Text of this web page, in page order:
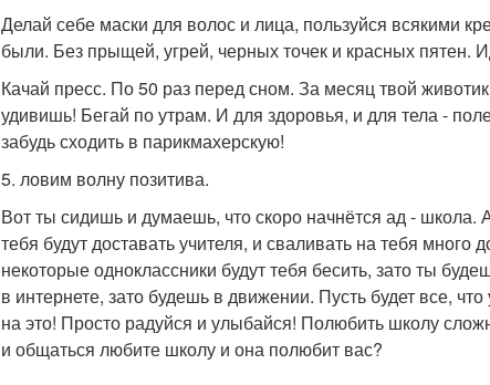
Делай себе маски для волос и лица, пользуйся всякими
были. Без прыщей, угрей, черных точек и красных пятен.
Качай пресс. По 50 раз перед сном. За месяц твой
удивишь! Бегай по утрам. И для здоровья, и для тела -
забудь сходить в парикмахерскую!
5. ловим волну позитива.
Вот ты сидишь и думаешь, что скоро начнётся ад - школа.
тебя будут доставать учителя, и сваливать на тебя
некоторые одноклассники будут тебя бесить, зато ты
в интернете, зато будешь в движении. Пусть будет все,
на это! Просто радуйся и улыбайся! Полюбить школу
и общаться любите школу и она полюбит вас?